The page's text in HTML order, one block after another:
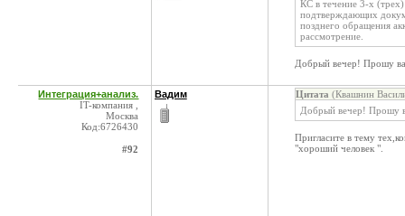
КС в течение 3-х
подтверждающих
позднего обращения
рассмотрение.
Добрый вечер! Прошу
Интеграция+анализ.
IT-компания ,
Москва
Код:6726430
#92
Вадим Цитата (Квашнин
Добрый вечер! Прошу
Пригласите в тему
"хороший человек ".